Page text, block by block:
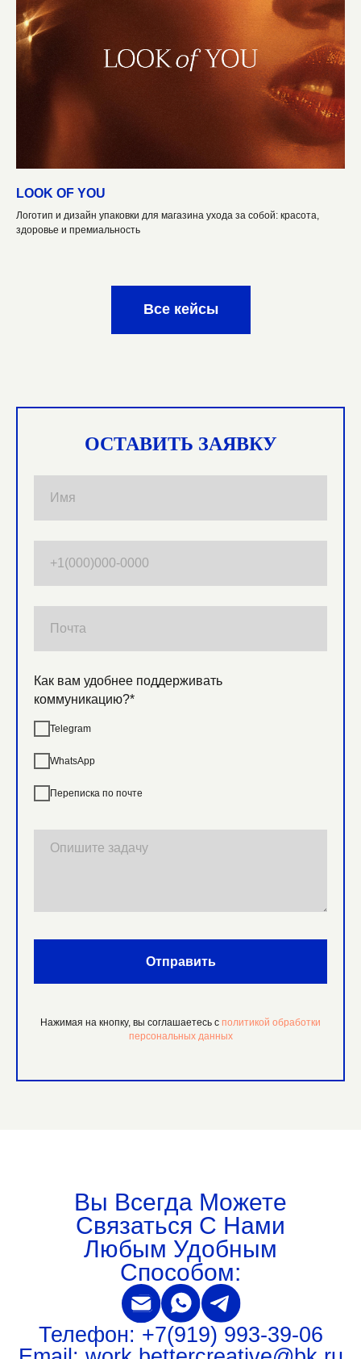
LOOK OF YOU
Логотип и дизайн упаковки для магазина ухода за собой: красота,
здоровье и премиальность
Все кейсы
ОСТАВИТЬ ЗАЯВКУ
Как вам удобнее поддерживать
коммуникацию?*
Telegram
WhatsApp
Переписка по почте
Отправить
Нажимая на кнопку, вы соглашаетесь с политикой обработки
персональных данных
Вы Всегда Можете
Email:work.bettercreative@bk.ru